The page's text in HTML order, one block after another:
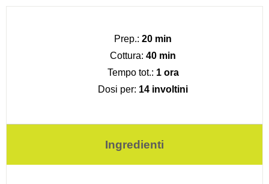
Prep.: 20 min
Cottura: 40 min
Tempo tot.: 1 ora
Dosi per: 14 involtini
Ingredienti